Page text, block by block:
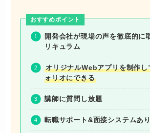
おすすめポイント
開発会社が現場の声を徹底的に
リキュラム
オリジナルWebアプリを制作し
ォリオにできる
講師に質問し放題
転職サポート&面接システムあり